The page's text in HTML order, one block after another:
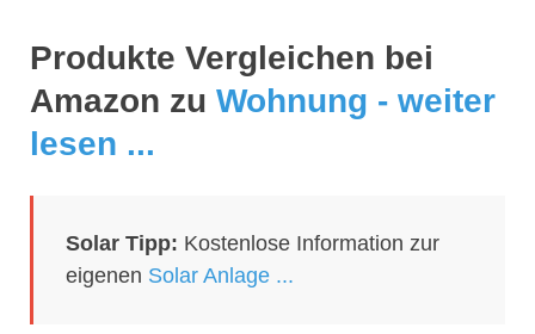
Produkte Vergleichen bei
Amazon zu Wohnung - weiter
lesen ...
Solar Tipp: Kostenlose Information zur
eigenen Solar Anlage ...